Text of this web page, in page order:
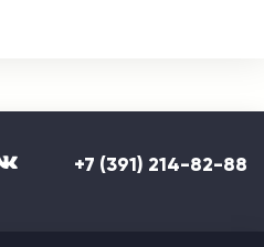
+7 (391) 214-82-88